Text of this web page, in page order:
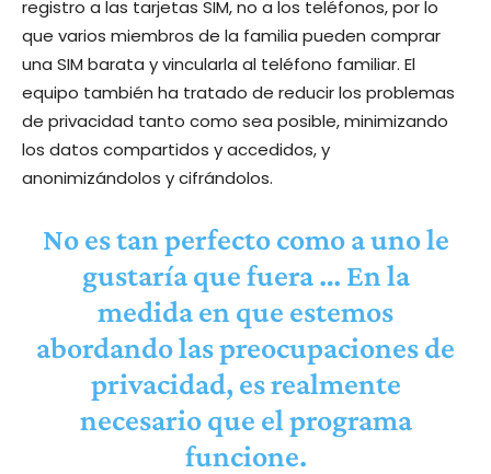
registro a las tarjetas SIM, no a los teléfonos, por lo
que varios miembros de la familia pueden comprar
una SIM barata y vincularla al teléfono familiar. El
equipo también ha tratado de reducir los problemas
de privacidad tanto como sea posible, minimizando
los datos compartidos y accedidos, y
anonimizándolos y cifrándolos.
No es tan perfecto como a uno le
gustaría que fuera … En la
medida en que estemos
abordando las preocupaciones de
privacidad, es realmente
necesario que el programa
funcione.